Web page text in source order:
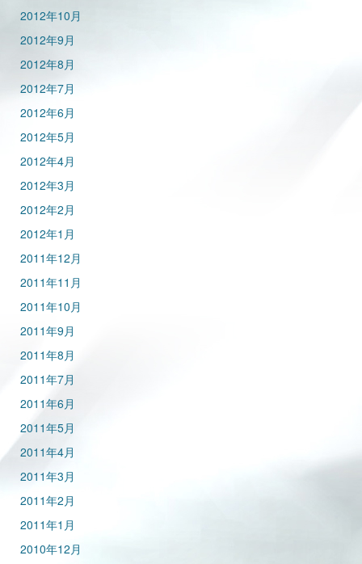
2012年10月
2012年9月
2012年8月
2012年7月
2012年6月
2012年5月
2012年4月
2012年3月
2012年2月
2012年1月
2011年12月
2011年11月
2011年10月
2011年9月
2011年8月
2011年7月
2011年6月
2011年5月
2011年4月
2011年3月
2011年2月
2011年1月
2010年12月